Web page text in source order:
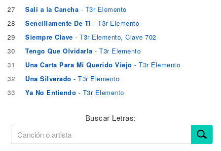
27
Sali a la Cancha - T3r Elemento
28
Sencillamente De Ti - T3r Elemento
29
Siempre Clave - T3r Elemento, Clave 702
30
Tengo Que Olvidarla - T3r Elemento
31
Una Carta Para Mi Querido Viejo - T3r Elemento
32
Una Silverado- T3r Elemento
33
Ya No Entiendo - T3r Elemento
Buscar Letras: